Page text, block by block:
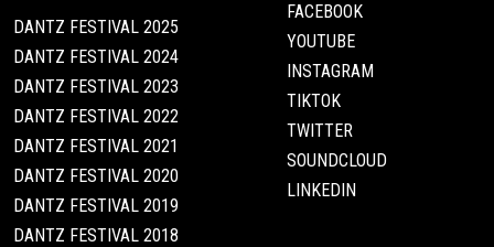
DANTZ FESTIVAL 2025
DANTZ FESTIVAL 2024
DANTZ FESTIVAL 2023
DANTZ FESTIVAL 2022
DANTZ FESTIVAL 2021
DANTZ FESTIVAL 2020
DANTZ FESTIVAL 2019
DANTZ FESTIVAL 2018
FACEBOOK
YOUTUBE
INSTAGRAM
TIKTOK
TWITTER
SOUNDCLOUD
LINKEDIN